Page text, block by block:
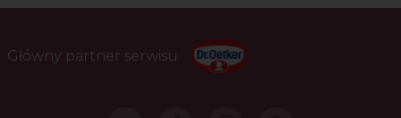
Główny partner serwisu